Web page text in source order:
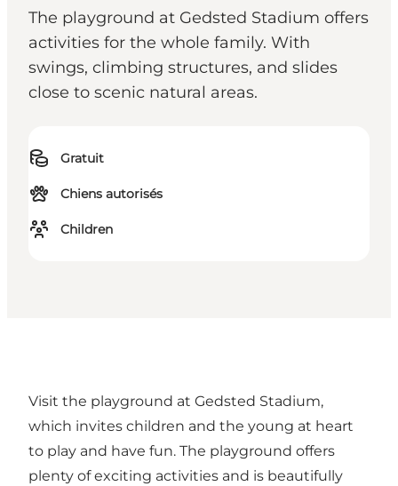
The playground at Gedsted Stadium offers
activities for the whole family. With
swings, climbing structures, and slides
close to scenic natural areas.
Gratuit
Chiens autorisés
Children
Visit the playground at Gedsted Stadium,
which invites children and the young at heart
to play and have fun. The playground offers
plenty of exciting activities and is beautifully